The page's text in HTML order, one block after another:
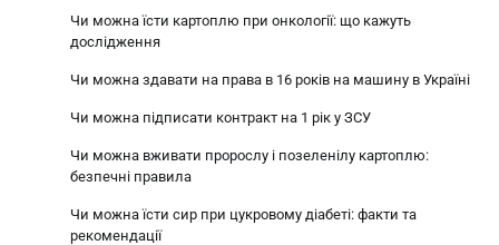
Чи можна їсти картоплю при онкології: що кажуть
дослідження
Чи можна здавати на права в 16 років на машину в Україні
Чи можна підписати контракт на 1 рік у ЗСУ
Чи можна вживати пророслу і позеленілу картоплю:
безпечні правила
Чи можна їсти сир при цукровому діабеті: факти та
рекомендації